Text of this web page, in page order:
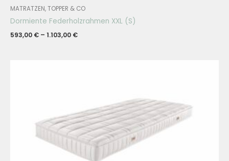
MATRATZEN, TOPPER & CO
Dormiente Federholzrahmen XXL (S)
593,00 € – 1.103,00 €